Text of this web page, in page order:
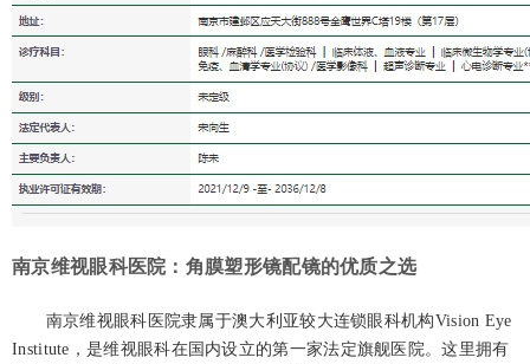
南京维视眼科医院：角膜塑形镜配镜的优质之选
南京维视眼科医院隶属于澳大利亚较大连锁眼科机构Vision Eye
Institute，是维视眼科在国内设立的第一家法定旗舰医院。这里拥有